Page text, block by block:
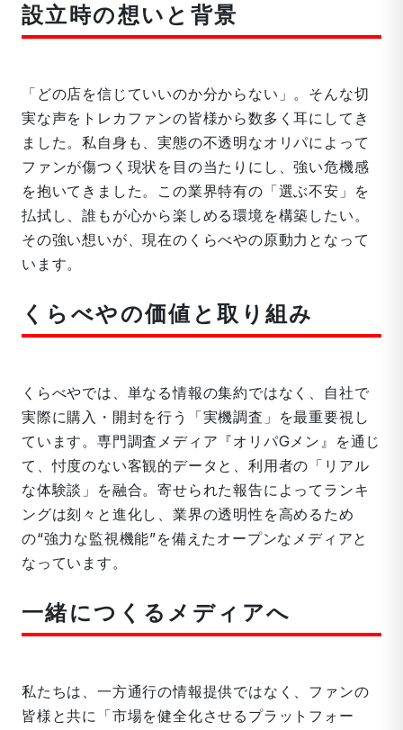
設立時の想いと背景
「どの店を信じていいのか分からない」。そんな切
実な声をトレカファンの皆様から数多く耳にしてき
ました。私自身も、実態の不透明なオリパによって
ファンが傷つく現状を目の当たりにし、強い危機感
を抱いてきました。この業界特有の「選ぶ不安」を
払拭し、誰もが心から楽しめる環境を構築したい。
その強い想いが、現在のくらべやの原動力となって
います。
くらべやの価値と取り組み
くらべやでは、単なる情報の集約ではなく、自社で
実際に購入・開封を行う「実機調査」を最重要視し
ています。専門調査メディア『オリパGメン』を通じ
て、忖度のない客観的データと、利用者の「リアル
な体験談」を融合。寄せられた報告によってランキ
ングは刻々と進化し、業界の透明性を高めるため
の“強力な監視機能”を備えたオープンなメディアと
なっています。
一緒につくるメディアへ
私たちは、一方通行の情報提供ではなく、ファンの
皆様と共に「市場を健全化させるプラットフォー